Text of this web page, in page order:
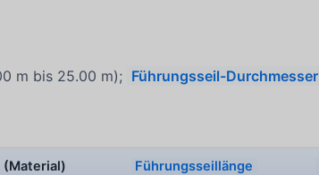
m bis 25.00 m); Führungsseil-Durchmesser
(Material) Führungsseillänge